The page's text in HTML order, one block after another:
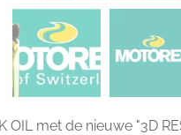
OIL met de nieuwe "3D